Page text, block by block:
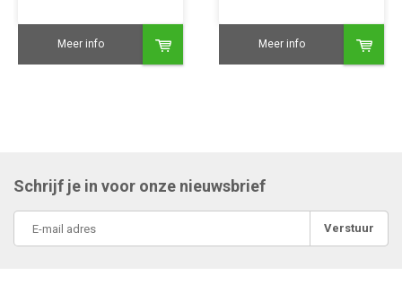
Meer info Meer info
Schrijf je in voor onze nieuwsbrief
Verstuur